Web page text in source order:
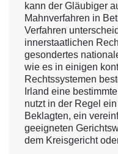
kann der Gläubiger
Mahnverfahren in
Verfahren
innerstaatlichen
gesondertes
wie es in einigen
Rechtssystemen
Irland eine
nutzt in der Regel
Beklagten, ein
geeigneten
dem Kreisgericht